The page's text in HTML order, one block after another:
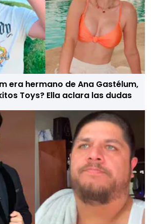
era hermano de Ana Gastélum,
Toys? Ella aclara las dudas